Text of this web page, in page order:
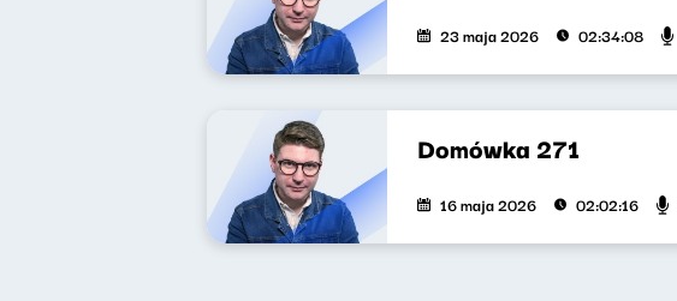
23 maja 2026 02:34:08
Domówka 271
16 maja 2026 02:02:16